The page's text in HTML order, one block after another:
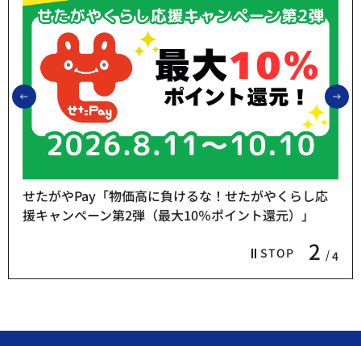
前のスライドを表示
STOP 2 4
せたがやPay「物価高に負けるな！せたがやくらし応
援キャンペーン第2弾（最大10％ポイント還元）」